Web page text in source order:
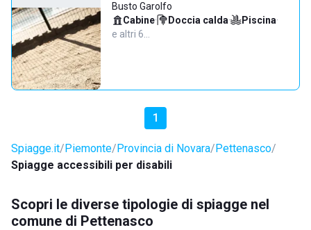
Busto Garolfo
Cabine· Doccia calda· Piscina·
e altri 6…
1
Spiagge.it Piemonte Provincia di Novara Pettenasco
Spiagge accessibili per disabili
Scopri le diverse tipologie di spiagge nel
comune di Pettenasco